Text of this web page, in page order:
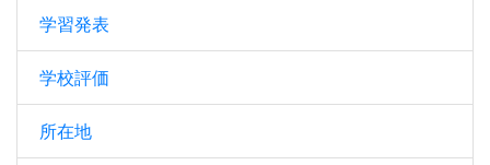
学習発表
学校評価
所在地